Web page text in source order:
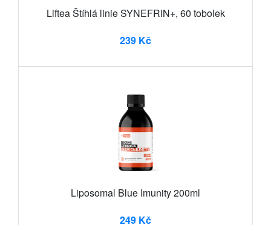
Liftea Štíhlá linie SYNEFRIN+, 60 tobolek
239 Kč
Liposomal Blue Imunity 200ml
249 Kč